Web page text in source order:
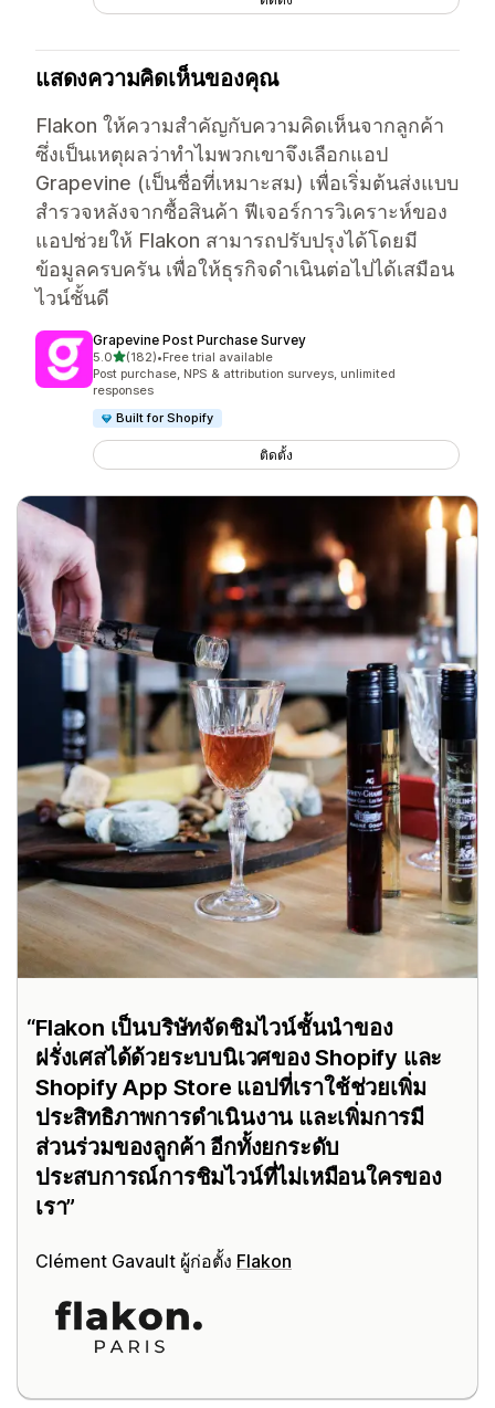
แสดงความคิดเห็นของคุณ
Flakon ให้ความสำคัญกับความคิดเห็นจากลูกค้า
ซึ่งเป็นเหตุผลว่าทำไมพวกเขาจึงเลือกแอป
Grapevine (เป็นชื่อที่เหมาะสม) เพื่อเริ่มต้นส่งแบบ
สำรวจหลังจากซื้อสินค้า ฟีเจอร์การวิเคราะห์ของ
แอปช่วยให้ Flakon สามารถปรับปรุงได้โดยมี
ข้อมูลครบครัน เพื่อให้ธุรกิจดำเนินต่อไปได้เสมือน
ไวน์ชั้นดี
Grapevine Post Purchase Survey
5.0เต็ม 5 ดาว
(182)
ทั้งหมด 182 รีวิว
•Free trial available
Post purchase, NPS & attribution surveys, unlimited
responses
Built for Shopify
ติดตั้ง
Flakon เป็นบริษัทจัดชิมไวน์ชั้นนำของ
ฝรั่งเศสได้ด้วยระบบนิเวศของ Shopify และ
Shopify App Store แอปที่เราใช้ช่วยเพิ่ม
ประสิทธิภาพการดำเนินงาน และเพิ่มการมี
ส่วนร่วมของลูกค้า อีกทั้งยกระดับ
ประสบการณ์การชิมไวน์ที่ไม่เหมือนใครของ
เรา
Clément Gavault ผู้ก่อตั้ง Flakon